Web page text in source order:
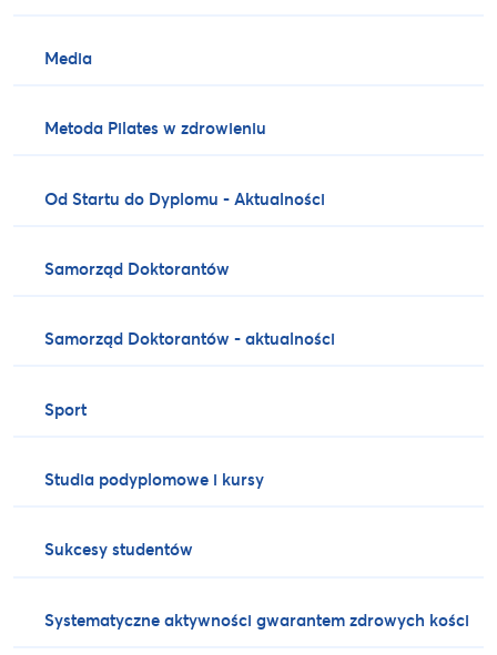
Media
Metoda Pilates w zdrowieniu
Od Startu do Dyplomu - Aktualności
Samorząd Doktorantów
Samorząd Doktorantów - aktualności
Sport
Studia podyplomowe i kursy
Sukcesy studentów
Systematyczne aktywności gwarantem zdrowych kości